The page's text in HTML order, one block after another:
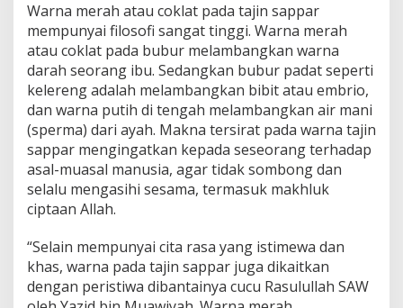
Warna merah atau coklat pada tajin sappar
mempunyai filosofi sangat tinggi. Warna merah
atau coklat pada bubur melambangkan warna
darah seorang ibu. Sedangkan bubur padat seperti
kelereng adalah melambangkan bibit atau embrio,
dan warna putih di tengah melambangkan air mani
(sperma) dari ayah. Makna tersirat pada warna tajin
sappar mengingatkan kepada seseorang terhadap
asal-muasal manusia, agar tidak sombong dan
selalu mengasihi sesama, termasuk makhluk
ciptaan Allah.
“Selain mempunyai cita rasa yang istimewa dan
khas, warna pada tajin sappar juga dikaitkan
dengan peristiwa dibantainya cucu Rasulullah SAW